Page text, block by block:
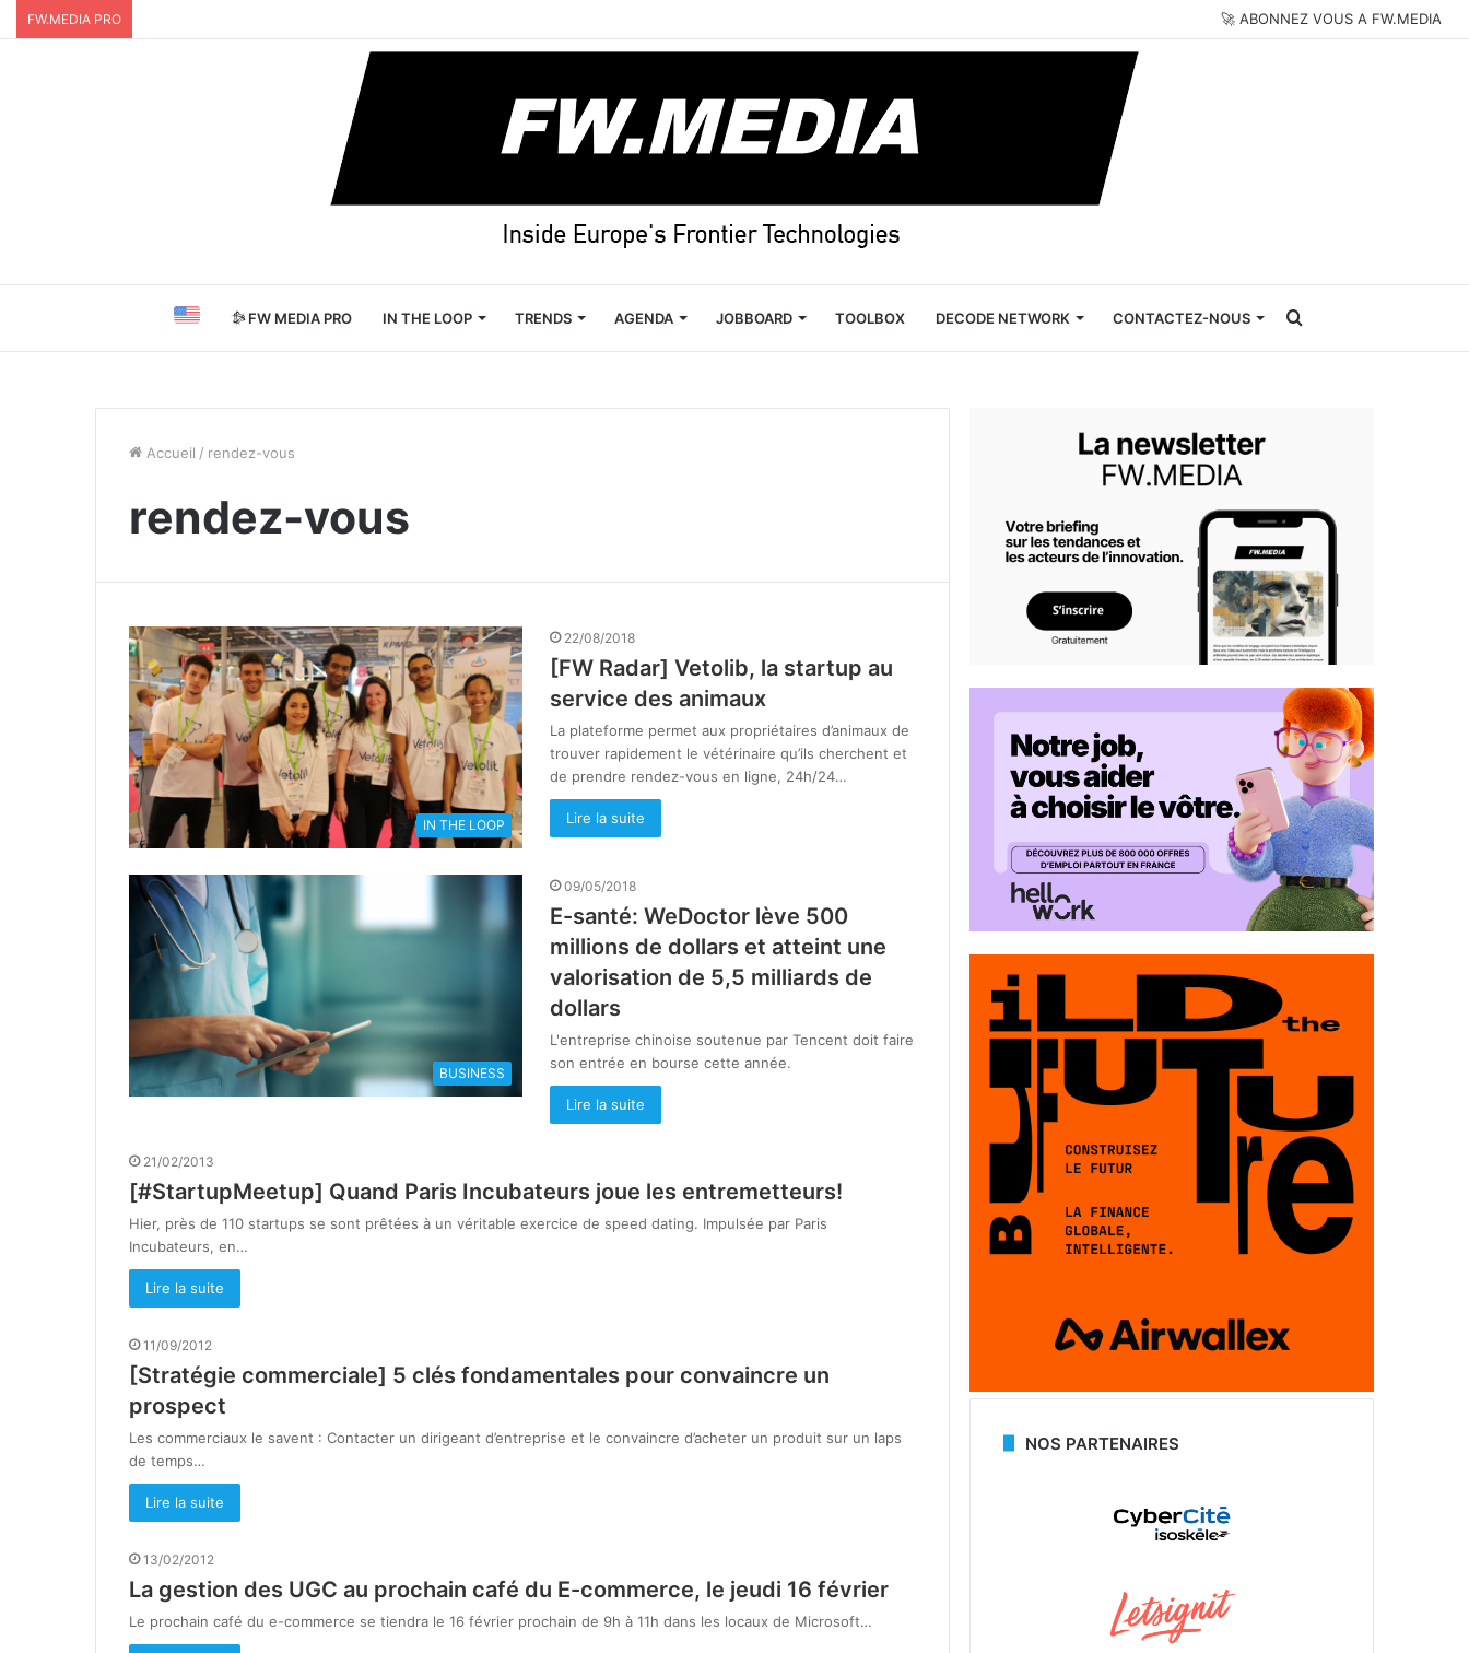
FW.MEDIA PRO 🚀 ABONNEZ VOUS A FW.MEDIA
FW MEDIA PRO IN THE LOOP TRENDS AGENDA JOBBOARD TOOLBOX DECODE NETWORK CONTACTEZ-NOUS Rechercher
Accueil / rendez-vous
rendez-vous
IN THE LOOP
22/08/2018
[FW Radar] Vetolib, la startup au
service des animaux
La plateforme permet aux propriétaires d’animaux de
trouver rapidement le vétérinaire qu’ils cherchent et
de prendre rendez-vous en ligne, 24h/24…
Lire la suite
BUSINESS
09/05/2018
E-santé: WeDoctor lève 500
millions de dollars et atteint une
valorisation de 5,5 milliards de
dollars
L'entreprise chinoise soutenue par Tencent doit faire
son entrée en bourse cette année.
Lire la suite
21/02/2013
[#StartupMeetup] Quand Paris Incubateurs joue les entremetteurs!
Hier, près de 110 startups se sont prêtées à un véritable exercice de speed dating. Impulsée par Paris
Incubateurs, en…
Lire la suite
11/09/2012
[Stratégie commerciale] 5 clés fondamentales pour convaincre un
prospect
Les commerciaux le savent : Contacter un dirigeant d’entreprise et le convaincre d’acheter un produit sur un laps
de temps…
Lire la suite
13/02/2012
La gestion des UGC au prochain café du E-commerce, le jeudi 16 février
Le prochain café du e-commerce se tiendra le 16 février prochain de 9h à 11h dans les locaux de Microsoft…
NOS PARTENAIRES